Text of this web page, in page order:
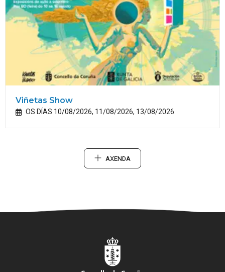
Viñetas Show
OS DÍAS 10/08/2026, 11/08/2026, 13/08/2026
AXENDA